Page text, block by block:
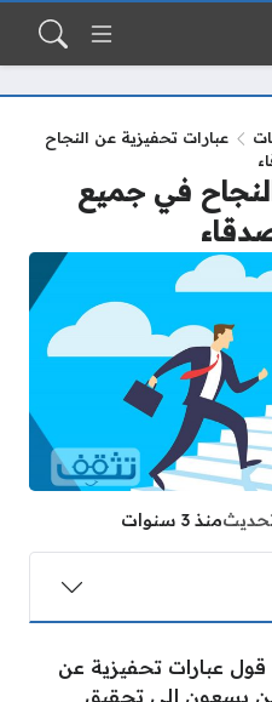
عبارات تحفيزية عن النجاح
في جميع
منذ 3 سنوات
عبارات تحفيزية عن
يسعون إلى تحقيق